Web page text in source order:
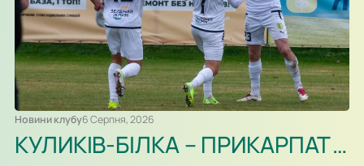
Новини клубу6 Серпня, 2026
КУЛИКІВ-БІЛКА – ПРИКАРПАТТЯ-БЛАГО. ПРЕВ’Ю, ВІДЕОТРАНСЛЯЦІЯ